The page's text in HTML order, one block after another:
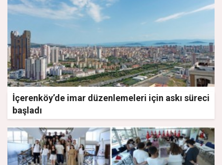
İçerenköy’de imar düzenlemeleri için askı süreci
başladı